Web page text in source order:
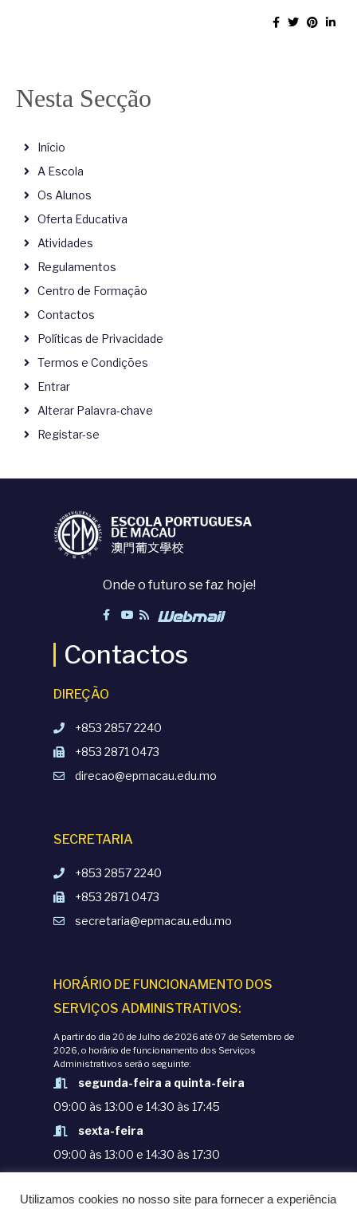
Nesta Secção
Início
A Escola
Os Alunos
Oferta Educativa
Atividades
Regulamentos
Centro de Formação
Contactos
Políticas de Privacidade
Termos e Condições
Entrar
Alterar Palavra-chave
Registar-se
Onde o futuro se faz hoje!
Contactos
DIREÇÃO
+853 2857 2240
+853 2871 0473
direcao@epmacau.edu.mo
SECRETARIA
+853 2857 2240
+853 2871 0473
secretaria@epmacau.edu.mo
HORÁRIO DE FUNCIONAMENTO DOS
SERVIÇOS ADMINISTRATIVOS:
A partir do dia 20 de Julho de 2026 até 07 de Setembro de
2026, o horário de funcionamento dos Serviços
Administrativos será o seguinte:
segunda-feira a quinta-feira
09:00 às 13:00 e 14:30 às 17:45
sexta-feira
09:00 às 13:00 e 14:30 às 17:30
POLÍTICAS DE PRIVACIDADE
Utilizamos cookies no nosso site para fornecer a experiência